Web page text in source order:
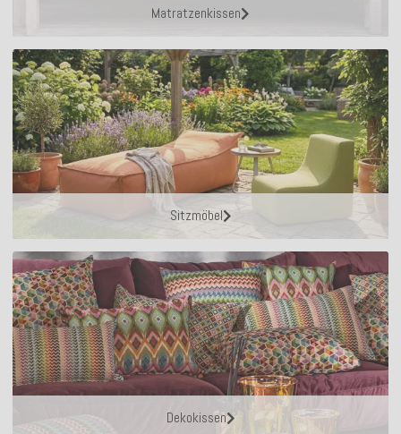
Matratzenkissen
Sitzmöbel
Dekokissen